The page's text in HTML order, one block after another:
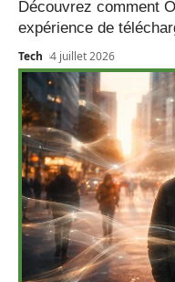
Découvrez comment
expérience de
Tech 4 juillet 2026